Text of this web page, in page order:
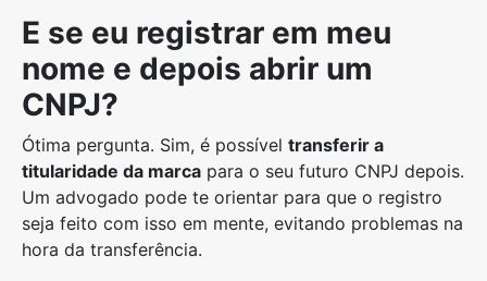
E se eu registrar em meu
nome e depois abrir um
CNPJ?
Ótima pergunta. Sim, é possível transferir a
titularidade da marca para o seu futuro CNPJ depois.
Um advogado pode te orientar para que o registro
seja feito com isso em mente, evitando problemas na
hora da transferência.